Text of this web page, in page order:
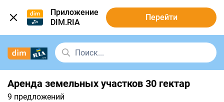
Приложение
DIM.RIA
Перейти
Аренда земельных участков 30 гектар
9 предложений